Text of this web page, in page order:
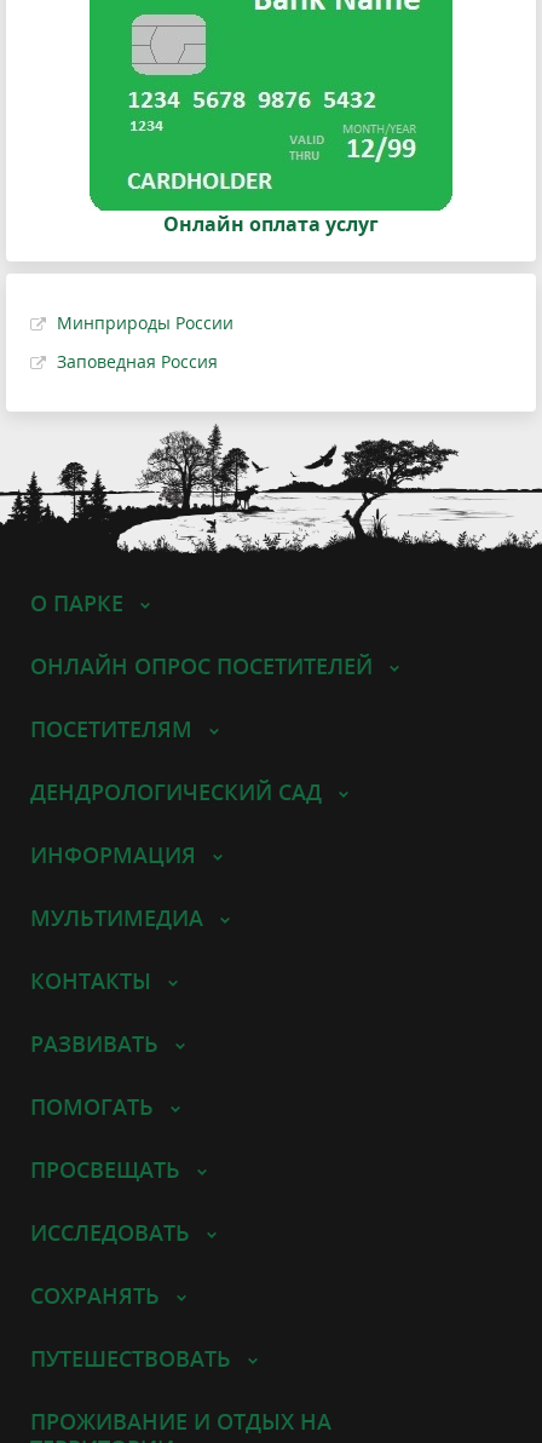
Онлайн оплата услуг
Минприроды России
Заповедная Россия
О ПАРКЕ
ОНЛАЙН ОПРОС ПОСЕТИТЕЛЕЙ
ПОСЕТИТЕЛЯМ
ДЕНДРОЛОГИЧЕСКИЙ САД
ИНФОРМАЦИЯ
МУЛЬТИМЕДИА
КОНТАКТЫ
РАЗВИВАТЬ
ПОМОГАТЬ
ПРОСВЕЩАТЬ
ИССЛЕДОВАТЬ
СОХРАНЯТЬ
ПУТЕШЕСТВОВАТЬ
ПРОЖИВАНИЕ И ОТДЫХ НА